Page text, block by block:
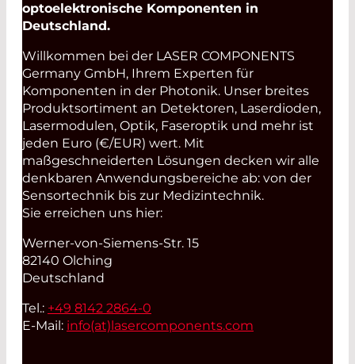
optoelektronische Komponenten in
Deutschland.
Willkommen bei der LASER COMPONENTS
Germany GmbH, Ihrem Experten für
Komponenten in der Photonik. Unser breites
Produktsortiment an Detektoren, Laserdioden,
Lasermodulen, Optik, Faseroptik und mehr ist
jeden Euro (€/EUR) wert. Mit
maßgeschneiderten Lösungen decken wir alle
denkbaren Anwendungsbereiche ab: von der
Sensortechnik bis zur Medizintechnik.
Sie erreichen uns hier:
Werner-von-Siemens-Str. 15
82140 Olching
Deutschland
Tel.: +49 8142 2864-0
E-Mail: info(at) lasercomponents.com